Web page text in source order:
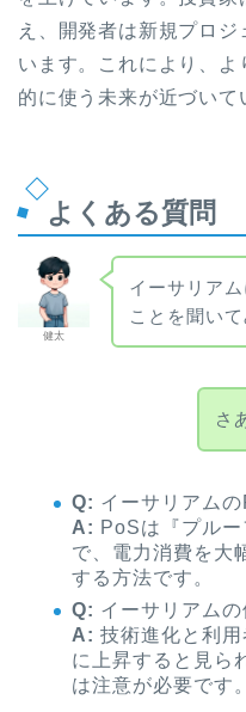
え、開発者は新規プロ
います。これにより、よ
的に使う未来が近づいて
よくある質問
健太
イーサリア
ことを聞いて
さ
Q: イーサリアム
A: PoSは『プル
で、電力消費を大
する方法です。
Q: イーサリアム
A: 技術進化と利
に上昇すると見ら
は注意が必要です。